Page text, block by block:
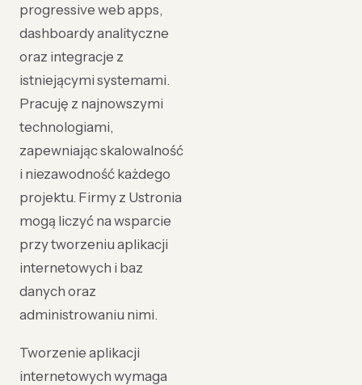
progressive web apps,
dashboardy analityczne
oraz integracje z
istniejącymi systemami.
Pracuję z najnowszymi
technologiami,
zapewniając skalowalność
i niezawodność każdego
projektu. Firmy z Ustronia
mogą liczyć na wsparcie
przy tworzeniu aplikacji
internetowych i baz
danych oraz
administrowaniu nimi.
Tworzenie aplikacji
internetowych wymaga